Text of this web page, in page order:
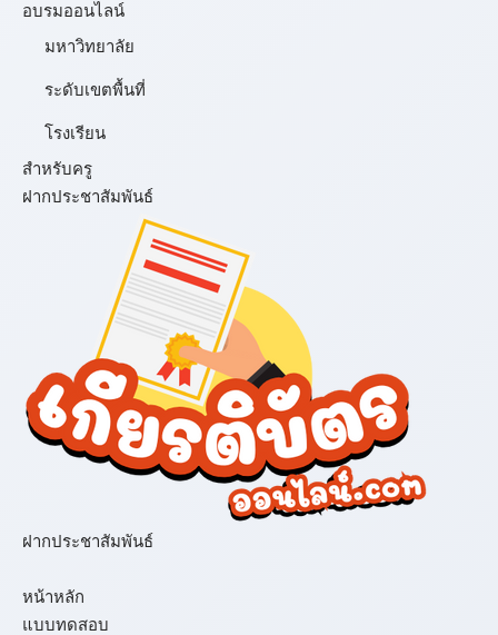
อบรมออนไลน์
มหาวิทยาลัย
ระดับเขตพื้นที่
โรงเรียน
สำหรับครู
ฝากประชาสัมพันธ์
ฝากประชาสัมพันธ์
หน้าหลัก
แบบทดสอบ